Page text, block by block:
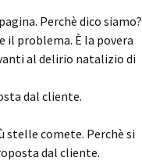
Perchè dico siamo?
il problema. È la povera
al delirio natalizio di
dal cliente.
stelle comete. Perchè si
dal cliente.